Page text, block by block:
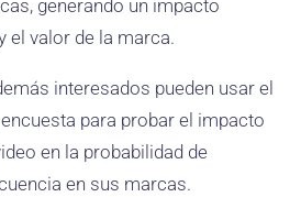
generando un impacto
el valor de la marca.
interesados pueden usar el
para probar el impacto
en la probabilidad de
en sus marcas.